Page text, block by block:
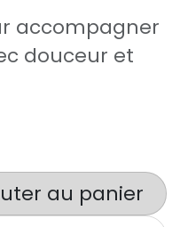
accompagner
douceur et
au panier